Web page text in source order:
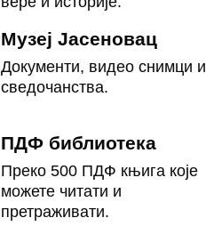
Музеј Јасеновац
Документи, видео снимци и
сведочанства.
ПДФ библиотека
Преко 500 ПДФ књига које
можете читати и
претраживати.